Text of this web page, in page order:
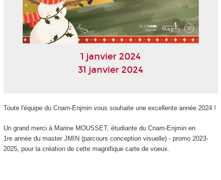
1 janvier 2024
31 janvier 2024
Toute l'équipe du Cnam-Enjmin vous souhaite une excellente année 2024 !
Un grand merci à Marine MOUSSET, étudiante du Cnam-Enjmin en
1reannée du master JMIN (parcours conception visuelle) - promo 2023-
2025, pour la création de cette magnifique carte de voeux.